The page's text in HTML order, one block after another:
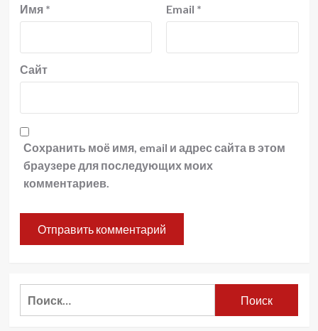
Имя * Email *
Сайт
Сохранить моё имя, email и адрес сайта в этом
браузере для последующих моих
комментариев.